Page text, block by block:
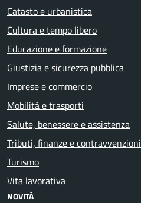
Catasto e urbanistica
Cultura e tempo libero
Educazione e formazione
Giustizia e sicurezza pubblica
Imprese e commercio
Mobilità e trasporti
Salute, benessere e assistenza
Tributi, finanze e contravvenzioni
Turismo
Vita lavorativa
NOVITÀ